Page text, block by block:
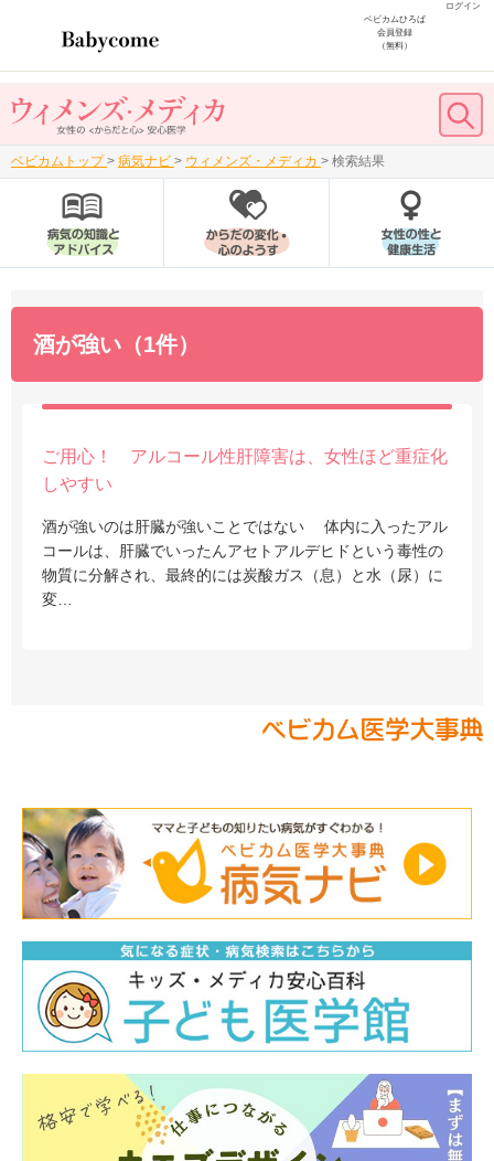
ログイン
ベビカムひろば
会員登録
（無料）
ベビカムトップ > 病気ナビ > ウィメンズ・メディカ > 検索結果
酒が強い（1件）
ご用心！ アルコール性肝障害は、女性ほど重症化
しやすい
酒が強いのは肝臓が強いことではない 体内に入ったアル
コールは、肝臓でいったんアセトアルデヒドという毒性の
物質に分解され、最終的には炭酸ガス（息）と水（尿）に
変…